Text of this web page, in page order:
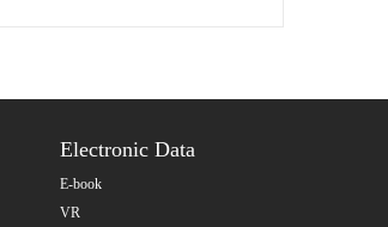
Electronic Data
E-book
VR